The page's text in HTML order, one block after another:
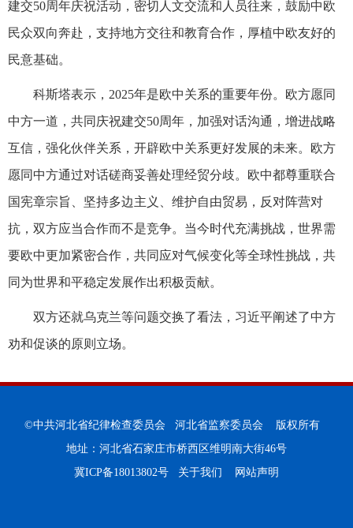
建交50周年庆祝活动，密切人文交流和人员往来，鼓励中欧
民众双向奔赴，支持地方交往和教育合作，厚植中欧友好的
民意基础。
科斯塔表示，2025年是欧中关系的重要年份。欧方愿同
中方一道，共同庆祝建交50周年，加强对话沟通，增进战略
互信，强化伙伴关系，开辟欧中关系更好发展的未来。欧方
愿同中方通过对话磋商妥善处理经贸分歧。欧中都尊重联合
国宪章宗旨、坚持多边主义、维护自由贸易，反对阵营对
抗，双方应当合作而不是竞争。当今时代充满挑战，世界需
要欧中更加紧密合作，共同应对气候变化等全球性挑战，共
同为世界和平稳定发展作出积极贡献。
双方还就乌克兰等问题交换了看法，习近平阐述了中方
劝和促谈的原则立场。
©中共河北省纪律检查委员会 河北省监察委员会 版权所有
地址：河北省石家庄市桥西区维明南大街46号
冀ICP备18013802号
关于我们 网站声明